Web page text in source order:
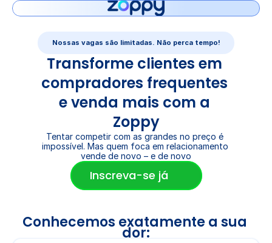
Nossas vagas são limitadas. Não perca tempo!
Transforme clientes em
compradores frequentes
e venda mais com a
Zoppy
Tentar competir com as grandes no preço é
impossível. Mas quem foca em relacionamento
vende de novo – e de novo
Inscreva-se já
Conhecemos exatamente a sua
dor: